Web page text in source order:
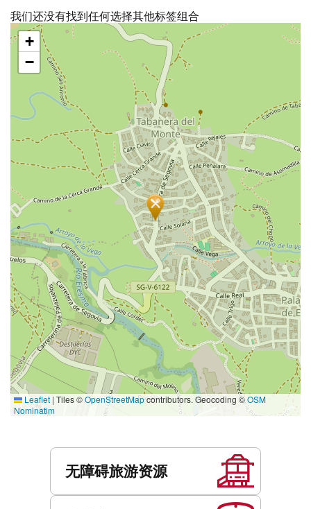
我们还没有找到任何选择其他标签组合
跳
过
地
图
+
−
Leaflet | Tiles ©OpenStreetMapcontributors. Geocoding ©OSM
Nominatim
无障碍旅游资源